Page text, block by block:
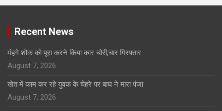
Recent News
मंहगे शौक को पूरा करने किया कार चोरी,चार गिरफ्तार
August 7, 2026
खेत में काम कर रहे युवक के चेहरे पर बाघ ने मारा पंजा
August 7, 2026